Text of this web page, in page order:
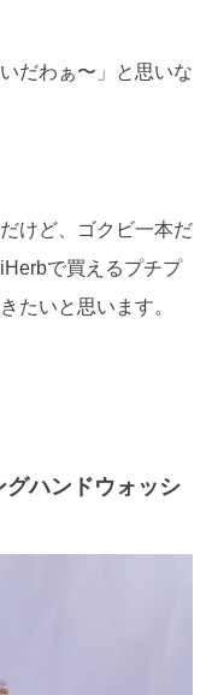
だわぁ〜」と思いな
けど、ゴクビ一本だ
で買えるプチプ
たいと思います。
ハンドウォッシ